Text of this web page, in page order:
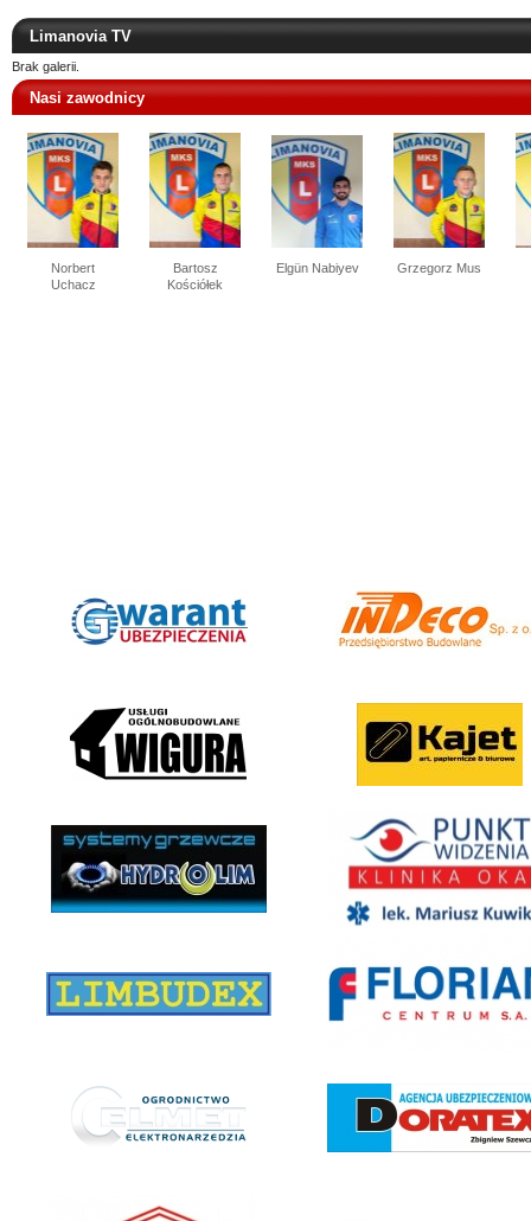
Limanovia TV
Brak galerii.
Nasi zawodnicy
Norbert
Uchacz
Bartosz
Kościółek
Elgün Nabiyev Grzegorz Mus